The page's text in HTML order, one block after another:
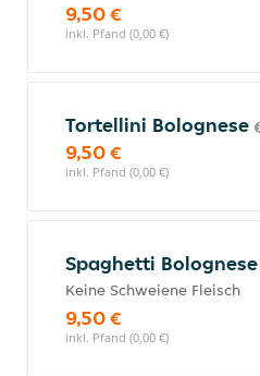
9,50 €
inkl. Pfand (0,00 €)
Tortellini Bolognese
9,50 €
inkl. Pfand (0,00 €)
Spaghetti Bolognese
Keine Schweiene Fleisch
9,50 €
inkl. Pfand (0,00 €)